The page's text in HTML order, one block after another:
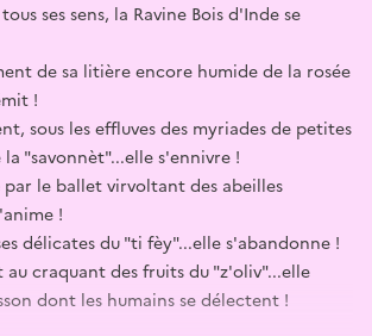
ses sens, la Ravine Bois d'Inde se
de sa litière encore humide de la rosée
!
sous les effluves des myriades de petites
"savonnèt"...elle s'ennivre !
le ballet virvoltant des abeilles
!
délicates du "ti fèy"...elle s'abandonne !
au craquant des fruits du "z'oliv"...elle
dont les humains se délectent !